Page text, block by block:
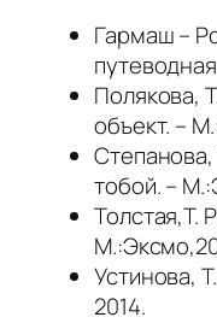
Гармаш –
Полякова,
объект. –
Степанова,
тобой. –
Толстая,Т.
Устинова,
2014.